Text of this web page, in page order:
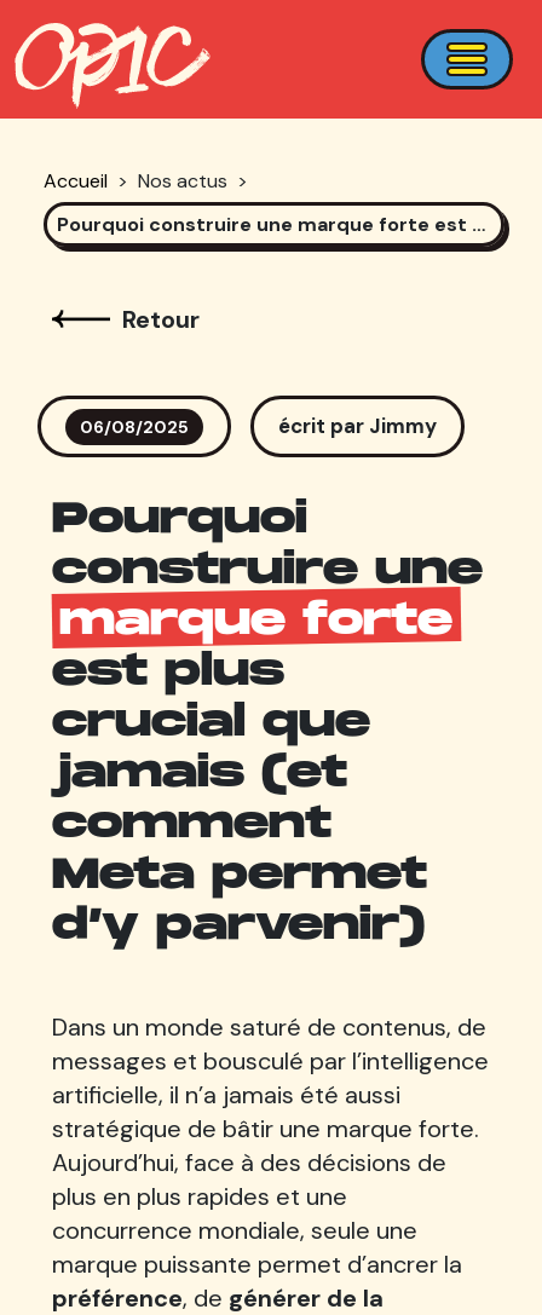
Accueil > Nos actus >
Pourquoi construire une marque forte est plus crucial que jamais (et comment Meta permet d’y parvenir)
Retour
06/08/2025 écrit par Jimmy
Pourquoi
construire une
marque forte
est plus
crucial que
jamais (et
comment
Meta permet
d’y parvenir)
Dans un monde saturé de contenus, de
messages et bousculé par l’intelligence
artificielle, il n’a jamais été aussi
stratégique de bâtir une marque forte.
Aujourd’hui, face à des décisions de
plus en plus rapides et une
concurrence mondiale, seule une
marque puissante permet d’ancrer la
préférence, de générer de la